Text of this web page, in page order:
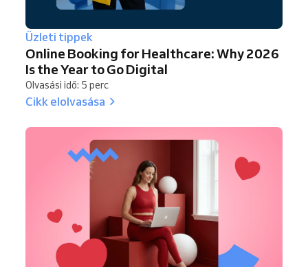
Üzleti tippek
Online Booking for Healthcare: Why 2026
Is the Year to Go Digital
Olvasási idő: 5 perc
Cikk elolvasása